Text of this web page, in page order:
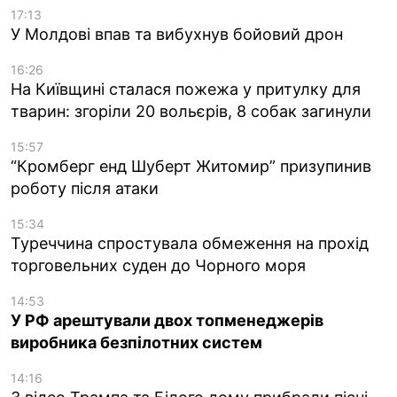
17:13
У Молдові впав та вибухнув бойовий дрон
16:26
На Київщині сталася пожежа у притулку для
тварин: згоріли 20 вольєрів, 8 собак загинули
15:57
“Кромберг енд Шуберт Житомир” призупинив
роботу після атаки
15:34
Туреччина спростувала обмеження на прохід
торговельних суден до Чорного моря
14:53
У РФ арештували двох топменеджерів
виробника безпілотних систем
14:16